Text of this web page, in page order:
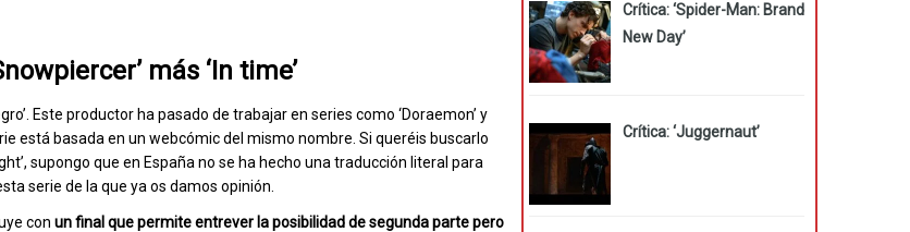
más ‘In time’
Este productor ha pasado de trabajar en series como ‘Doraemon’ y
está basada en un webcómic del mismo nombre. Si queréis buscarlo
supongo que en España no se ha hecho una traducción literal para
serie de la que ya os damos opinión.
conun final que permite entrever la posibilidad de segunda parte pero
Crítica: ‘Spider-Man: Brand
New Day’
Crítica: ‘Juggernaut’